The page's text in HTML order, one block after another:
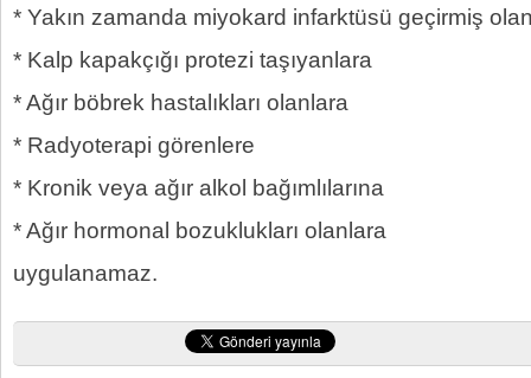
* Yakın zamanda miyokard infarktüsü geçirmiş
* Kalp kapakçığı protezi taşıyanlara
* Ağır böbrek hastalıkları olanlara
* Radyoterapi görenlere
* Kronik veya ağır alkol bağımlılarına
* Ağır hormonal bozuklukları olanlara
uygulanamaz.